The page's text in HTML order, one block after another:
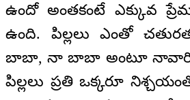
ఉందో అంతకంటే ఎక్కువ
ఉంది. పిల్లలు ఎంతో
బాబా, నా బాబా అంటూ నావారిగా
పిల్లలు ప్రతి ఒక్కరూ